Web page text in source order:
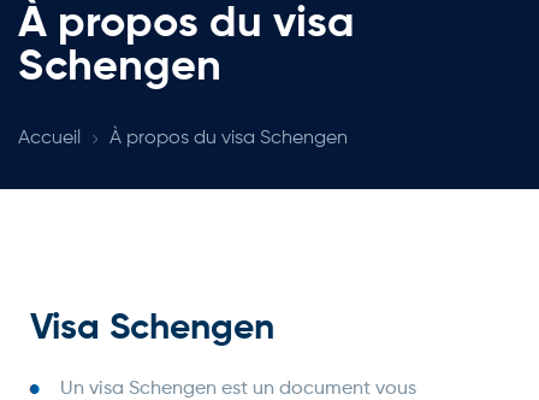
À propos du visa
Schengen
Accueil À propos du visa Schengen
Visa Schengen
Un visa Schengen est un document vous